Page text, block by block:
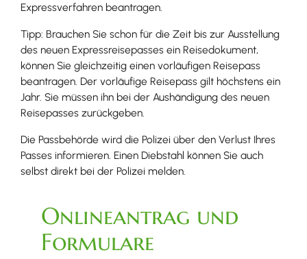
Expressverfahren beantragen.
Tipp: Brauchen Sie schon für die Zeit bis zur Ausstellung
des neuen Expressreisepasses ein Reisedokument,
können Sie gleichzeitig einen vorläufigen Reisepass
beantragen. Der vorläufige Reisepass gilt höchstens ein
Jahr. Sie müssen ihn bei der Aushändigung des neuen
Reisepasses zurückgeben.
Die Passbehörde wird die Polizei über den Verlust Ihres
Passes informieren. Einen Diebstahl können Sie auch
selbst direkt bei der Polizei melden.
Onlineantrag und
Formulare